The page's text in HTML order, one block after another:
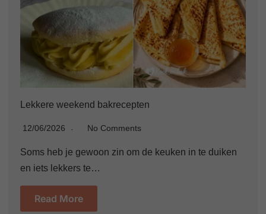
Lekkere weekend bakrecepten
12/06/2026 No Comments
Soms heb je gewoon zin om de keuken in te duiken
en iets lekkers te…
Read More